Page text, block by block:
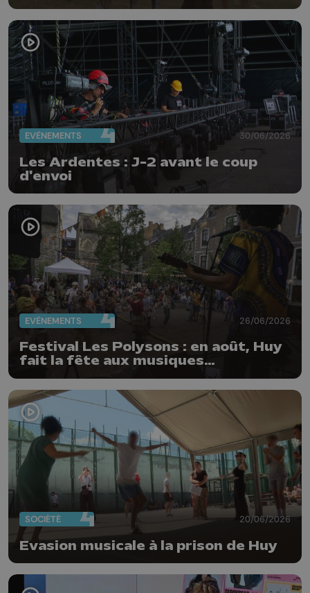
EVÈNEMENTS 30/06/2026
Les Ardentes : J-2 avant le coup
d'envoi
EVÈNEMENTS 26/06/2026
Festival Les Polysons : en août, Huy
fait la fête aux musiques
SOCIÉTÉ 20/06/2026
Evasion musicale à la prison de Huy